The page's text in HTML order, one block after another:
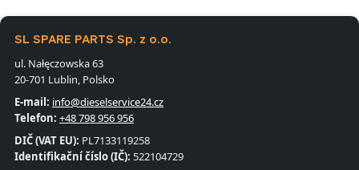
SL SPARE PARTS Sp. z o.o.
ul. Nałęczowska 63
20-701 Lublin, Polsko
E-mail: info@dieselservice24.cz
Telefon: +48 798 956 956
DIČ (VAT EU): PL7133119258
Identifikační číslo (IČ): 522104729